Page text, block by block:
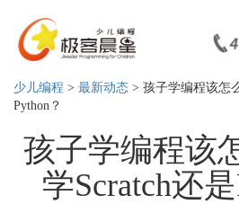
少儿编程 > 最新动态 > 孩子学编程该怎
Python？
孩子学编程该
学Scratch还